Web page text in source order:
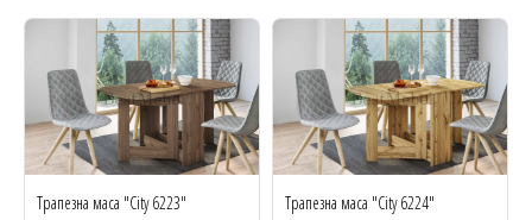
Трапезна маса "City 6223"
Трапезна маса "City 6224"